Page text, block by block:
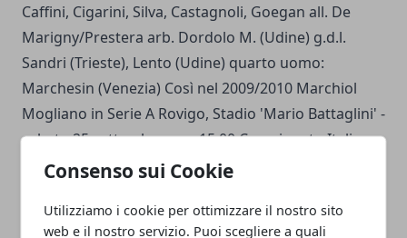
Consenso sui Cookie
Utilizziamo i cookie per ottimizzare il nostro sito
web e il nostro servizio. Puoi scegliere a quali
Caffini, Cigarini, Silva, Castagnoli, Goegan all. De
Marigny/Prestera arb. Dordolo M. (Udine) g.d.l.
Sandri (Trieste), Lento (Udine) quarto uomo:
Marchesin (Venezia) Così nel 2009/2010 Marchiol
Mogliano in Serie A Rovigo, Stadio 'Mario Battaglini' -
sabato 25 settembre, ore 15.00 Campionato Italiano
d'Eccellenza, III giornata Femi-CZ Rovigo Delta v
annunciata): Basson; Calanchini, Pace, De Gaspari,